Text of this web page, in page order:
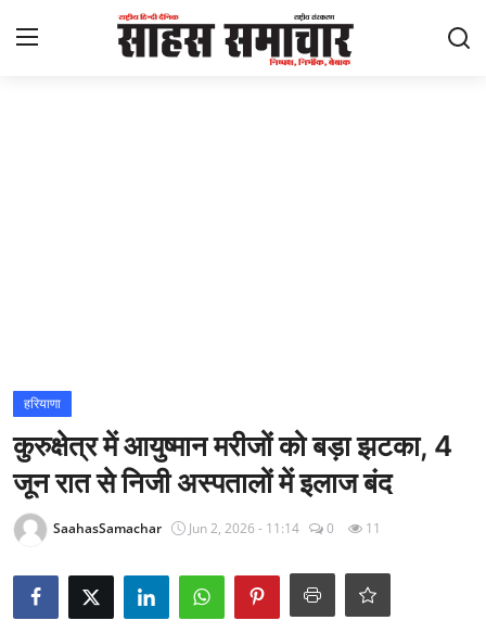
राज्य
अंतराष्ट्रीय
राजनीति
Epaper
हरियाणा
कुरुक्षेत्र में आयुष्मान मरीजों को बड़ा झटका, 4
जून रात से निजी अस्पतालों में इलाज बंद
SaahasSamachar Jun 2, 2026 - 11:14 0 11